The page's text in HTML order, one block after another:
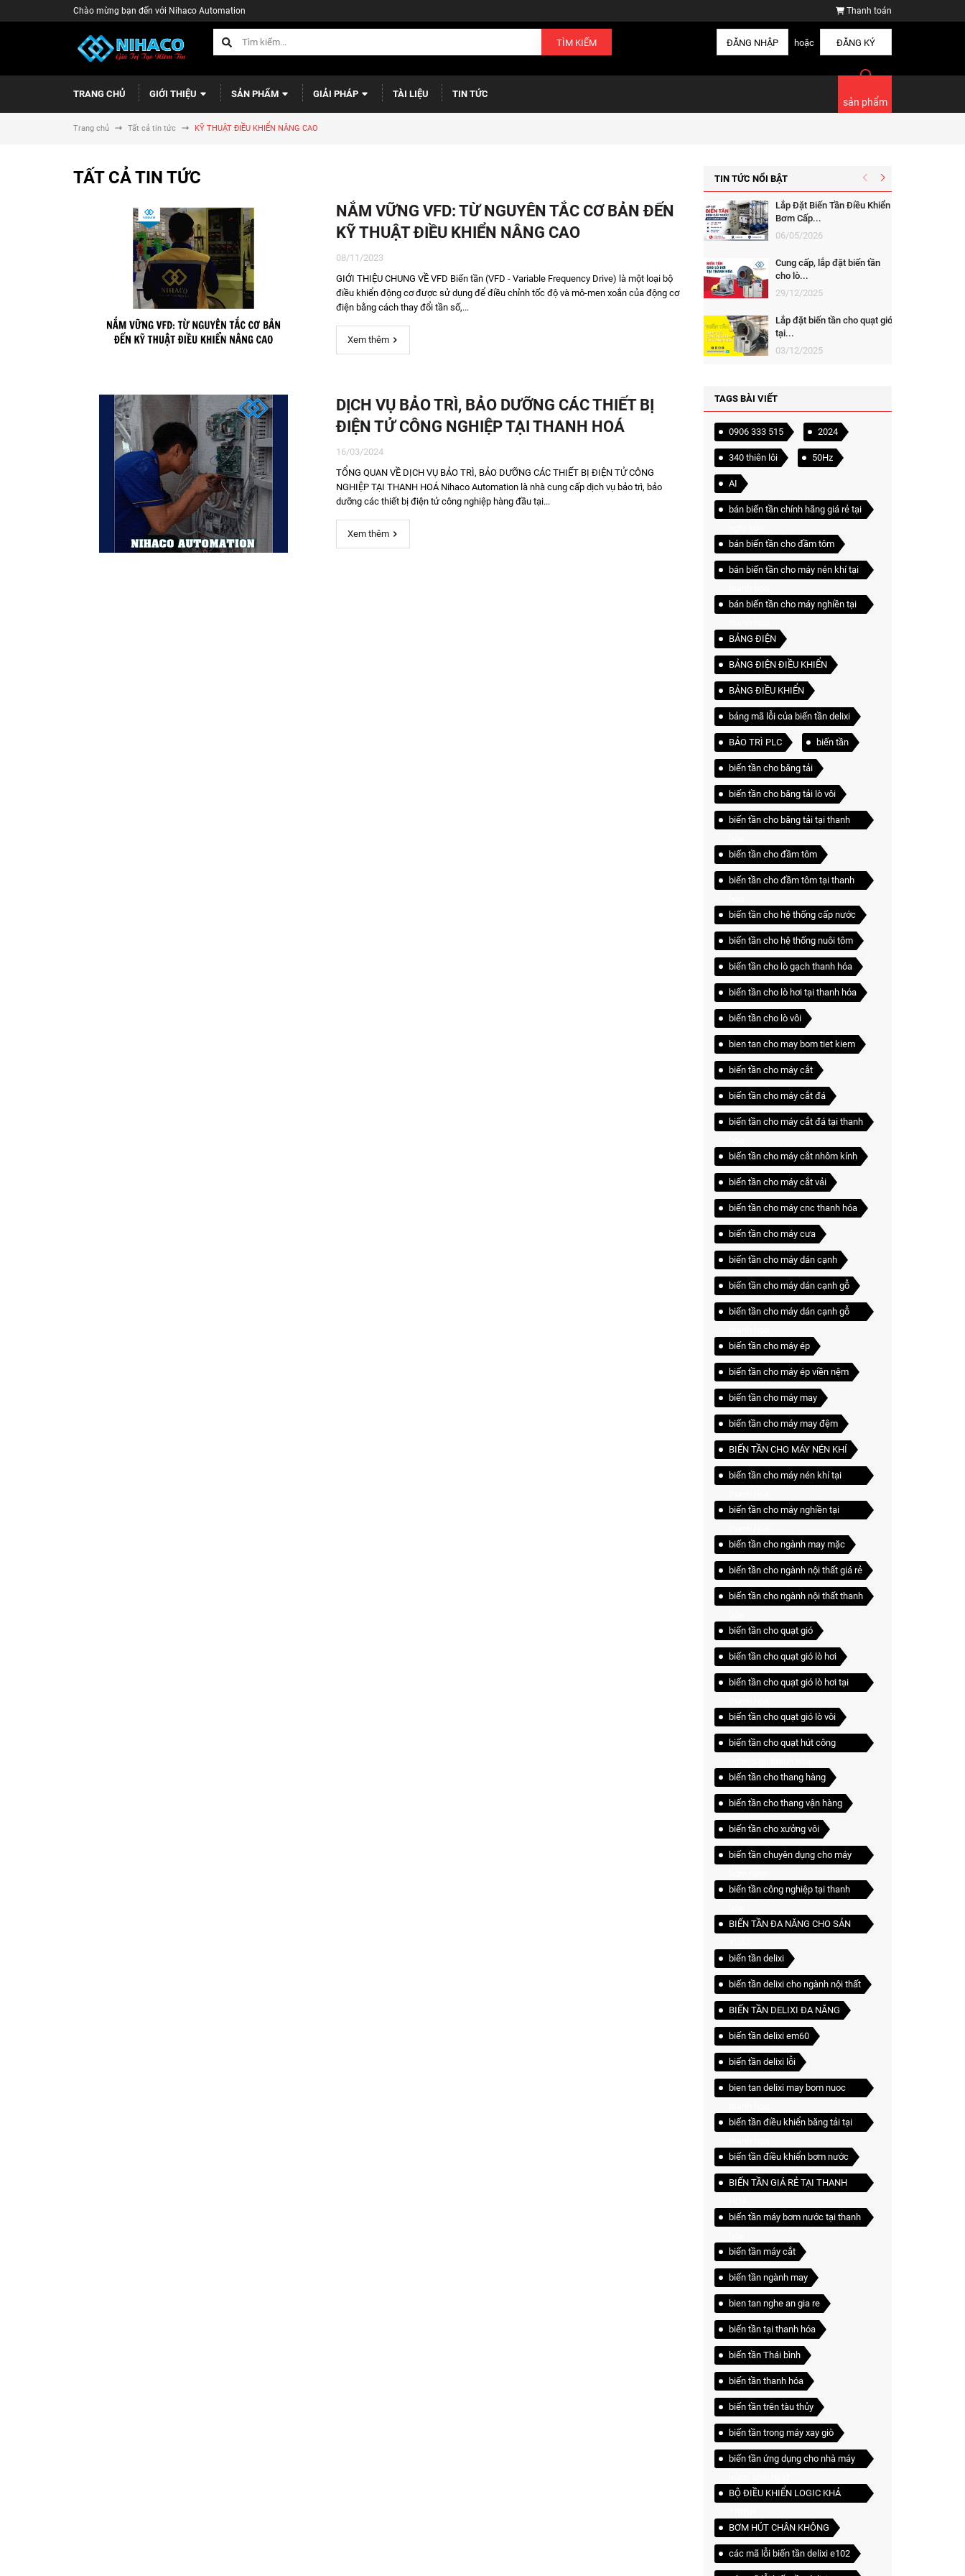
Chào mừng bạn đến với Nihaco Automation Thanh toán
TÌM KIẾM ĐĂNG NHẬP hoặc ĐĂNG KÝ
TRANG CHỦ GIỚI THIỆU SẢN PHẨM GIẢI PHÁP TÀI LIỆU TIN TỨC
sản phẩm
Trang chủ Tất cả tin tức KỸ THUẬT ĐIỀU KHIỂN NÂNG CAO
TẤT CẢ TIN TỨC
NẮM VỮNG VFD: TỪ NGUYÊN TẮC CƠ BẢN ĐẾN
KỸ THUẬT ĐIỀU KHIỂN NÂNG CAO
08/11/2023
GIỚI THIỆU CHUNG VỀ VFD Biến tần (VFD - Variable Frequency Drive) là một loại bộ
điều khiển động cơ được sử dụng để điều chỉnh tốc độ và mô-men xoắn của động cơ
điện bằng cách thay đổi tần số,...
Xem thêm
DỊCH VỤ BẢO TRÌ, BẢO DƯỠNG CÁC THIẾT BỊ
ĐIỆN TỬ CÔNG NGHIỆP TẠI THANH HOÁ
16/03/2024
TỔNG QUAN VỀ DỊCH VỤ BẢO TRÌ, BẢO DƯỠNG CÁC THIẾT BỊ ĐIỆN TỬ CÔNG
NGHIỆP TẠI THANH HOÁ Nihaco Automation là nhà cung cấp dịch vụ bảo trì, bảo
dưỡng các thiết bị điện tử công nghiệp hàng đầu tại...
Xem thêm
TIN TỨC NỔI BẬT
Lắp Đặt Biến Tần Điều Khiển
Bơm Cấp...
06/05/2026
Cung cấp, lắp đặt biến tần
cho lò...
29/12/2025
Lắp đặt biến tần cho quạt gió
tại...
03/12/2025
TAGS BÀI VIẾT
0906 333 515 2024
340 thiên lôi 50Hz
AI
bán biến tần chính hãng giá rẻ tại
bán biến tần cho đầm tôm
bán biến tần cho máy nén khí tại
bán biến tần cho máy nghiền tại
BẢNG ĐIỆN
BẢNG ĐIỆN ĐIỀU KHIỂN
BẢNG ĐIỀU KHIỂN
bảng mã lỗi của biến tần delixi
BẢO TRÌ PLC biến tần
biến tần cho băng tải
biến tần cho băng tải lò vôi
biến tần cho băng tải tại thanh
biến tần cho đầm tôm
biến tần cho đầm tôm tại thanh
biến tần cho hệ thống cấp nước
biến tần cho hệ thống nuôi tôm
biến tần cho lò gạch thanh hóa
biến tần cho lò hơi tại thanh hóa
biến tần cho lò vôi
bien tan cho may bom tiet kiem
biến tần cho máy cắt
biến tần cho máy cắt đá
biến tần cho máy cắt đá tại thanh
biến tần cho máy cắt nhôm kính
biến tần cho máy cắt vải
biến tần cho máy cnc thanh hóa
biến tần cho máy cưa
biến tần cho máy dán cạnh
biến tần cho máy dán cạnh gỗ
biến tần cho máy dán cạnh gỗ
biến tần cho máy ép
biến tần cho máy ép viền nệm
biến tần cho máy may
biến tần cho máy may đệm
BIẾN TẦN CHO MÁY NÉN KHÍ
biến tần cho máy nén khí tại
biến tần cho máy nghiền tại
biến tần cho ngành may mặc
biến tần cho ngành nội thất giá rẻ
biến tần cho ngành nội thất thanh
biến tần cho quạt gió
biến tần cho quạt gió lò hơi
biến tần cho quạt gió lò hơi tại
biến tần cho quạt gió lò vôi
biến tần cho quạt hút công
biến tần cho thang hàng
biến tần cho thang vận hàng
biến tần cho xưởng vôi
biến tần chuyên dụng cho máy
biến tần công nghiệp tại thanh
BIẾN TẦN ĐA NĂNG CHO SẢN
biến tần delixi
biến tần delixi cho ngành nội thất
BIẾN TẦN DELIXI ĐA NĂNG
biến tần delixi em60
biến tần delixi lỗi
bien tan delixi may bom nuoc
biến tần điều khiển băng tải tại
biến tần điều khiển bơm nước
BIẾN TẦN GIÁ RẺ TẠI THANH
biến tần máy bơm nước tại thanh
biến tần máy cắt
biến tần ngành may
bien tan nghe an gia re
biến tần tại thanh hóa
biến tần Thái bình
biến tần thanh hóa
biến tần trên tàu thủy
biến tần trong máy xay giò
biến tần ứng dụng cho nhà máy
BỘ ĐIỀU KHIỂN LOGIC KHẢ
BƠM HÚT CHÂN KHÔNG
các mã lỗi biến tần delixi e102